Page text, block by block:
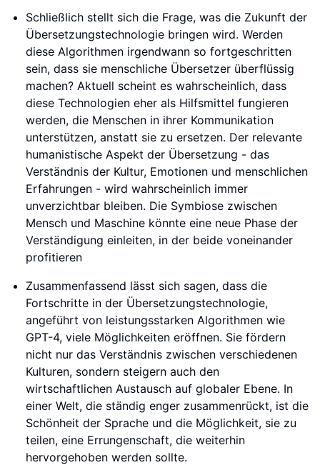
Schließlich stellt sich die Frage, was die Zukunft der
Übersetzungstechnologie bringen wird. Werden
diese Algorithmen irgendwann so fortgeschritten
sein, dass sie menschliche Übersetzer überflüssig
machen? Aktuell scheint es wahrscheinlich, dass
diese Technologien eher als Hilfsmittel fungieren
werden, die Menschen in ihrer Kommunikation
unterstützen, anstatt sie zu ersetzen. Der relevante
humanistische Aspekt der Übersetzung - das
Verständnis der Kultur, Emotionen und menschlichen
Erfahrungen - wird wahrscheinlich immer
unverzichtbar bleiben. Die Symbiose zwischen
Mensch und Maschine könnte eine neue Phase der
Verständigung einleiten, in der beide voneinander
profitieren
Zusammenfassend lässt sich sagen, dass die
Fortschritte in der Übersetzungstechnologie,
angeführt von leistungsstarken Algorithmen wie
GPT-4, viele Möglichkeiten eröffnen. Sie fördern
nicht nur das Verständnis zwischen verschiedenen
Kulturen, sondern steigern auch den
wirtschaftlichen Austausch auf globaler Ebene. In
einer Welt, die ständig enger zusammenrückt, ist die
Schönheit der Sprache und die Möglichkeit, sie zu
teilen, eine Errungenschaft, die weiterhin
hervorgehoben werden sollte.